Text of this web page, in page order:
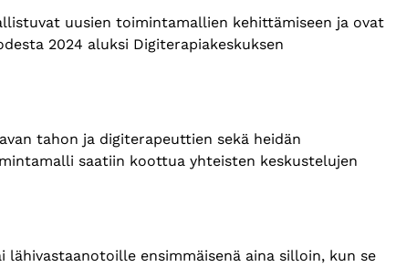
uusien toimintamallien kehittämiseen ja ovat
2024 aluksi Digiterapiakeskuksen
tahon ja digiterapeuttien sekä heidän
saatiin koottua yhteisten keskustelujen
ensimmäisenä aina silloin, kun se